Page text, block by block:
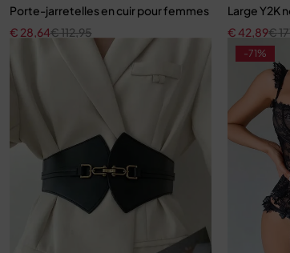
rétro simple
Porte-jarretelles en cuir pour femmes
€112,95
€ 28,64
Large Y2K
€
€ 42,89
-71%